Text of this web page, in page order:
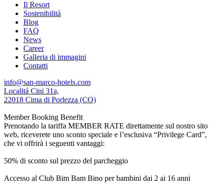
Il Resort
Sostenibilità
Blog
FAQ
News
Career
Galleria di immagini
Contatti
info@san-marco-hotels.com
Localitá Cini 31a,
22018 Cima di Porlezza (CO)
Member Booking Benefit
Prenotando la tariffa MEMBER RATE direttamente sul nostro sito
web, riceverete uno sconto speciale e l’esclusiva “Privilege Card”,
che vi offrirà i seguenti vantaggi:
50% di sconto sul prezzo del parcheggio
Accesso al Club Bim Bam Bino per bambini dai 2 ai 16 anni